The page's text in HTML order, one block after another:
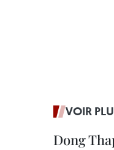
VOIR
Dong